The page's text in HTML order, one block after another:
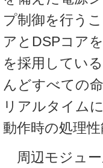
プ制御を行う
アとDSPコア
を採用してい
んどすべての
リアルタイム
動作時の処理性
周辺モジュー